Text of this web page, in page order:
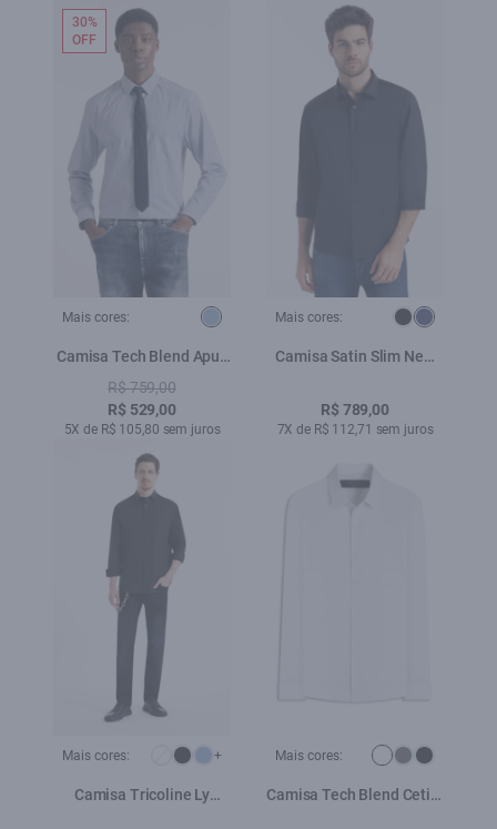
Mais cores:
Camisa Tech Blend Apus
Azul Pervante
R$ 759,00
R$ 529,00
5X de R$ 105,80 sem juros
30%
OFF
Mais cores:
Camisa Satin Slim New
R$ 789,00
7X de R$ 112,71 sem juros
Mais cores: +
Camisa Tricoline Ly
Mais cores:
Camisa Tech Blend Cetim